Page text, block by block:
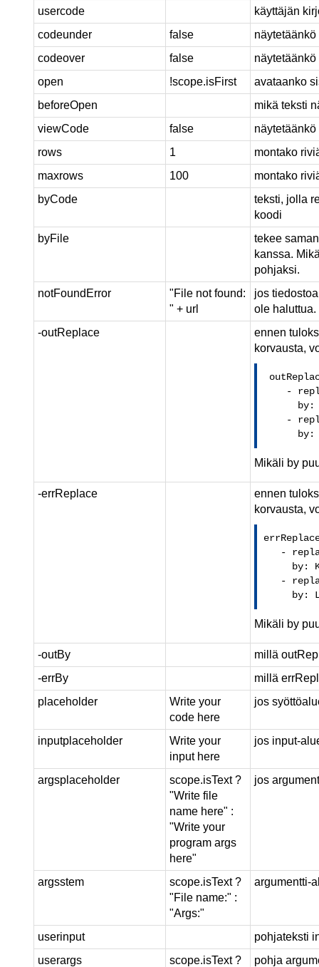
usercode
käyttäjän
codeunder
false
codeover
false
open
!scope.isFirst
avataanko
beforeOpen
mikä teksti
viewCode
false
rows
1
montako
maxrows
100
montako
byCode
teksti, jolla
koodi
byFile
tekee
kanssa.
pohjaksi.
notFoundError
"File not found:
" + url
jos
ole haluttua.
-outReplace
ennen
korvausta,
-
by:
-
by:
Mikäli by
-errReplace
ennen
korvausta,
-
by:
-
by:
Mikäli by
-outBy
millä
-errBy
millä
placeholder
Write your
code here
jos
inputplaceholder
Write your
input here
jos input-
argsplaceholder
scope.isText ?
"Write file
name here" :
"Write your
program args
here"
jos
argsstem
scope.isText ?
"File name:" :
"Args:"
argumentti-
userinput
pohjateksti
userargs
scope.isText ? pohja